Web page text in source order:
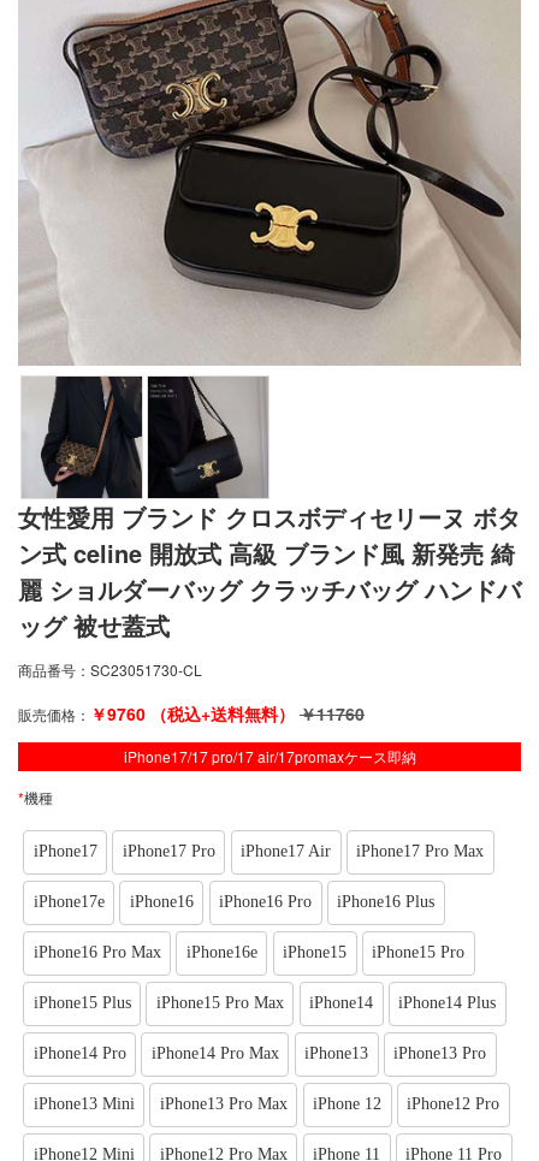
女性愛用 ブランド クロスボディセリーヌ ボタ
ン式 celine 開放式 高級 ブランド風 新発売 綺
麗 ショルダーバッグ クラッチバッグ ハンドバ
ッグ 被せ蓋式
商品番号： SC23051730-CL
販売価格： ￥9760 （税込+送料無料） ￥11760
iPhone17/17 pro/17 air/17promaxケース即納
*機種
iPhone17 iPhone17 Pro iPhone17 Air iPhone17 Pro Max
iPhone17e iPhone16 iPhone16 Pro iPhone16 Plus
iPhone16 Pro Max iPhone16e iPhone15 iPhone15 Pro
iPhone15 Plus iPhone15 Pro Max iPhone14 iPhone14 Plus
iPhone14 Pro iPhone14 Pro Max iPhone13 iPhone13 Pro
iPhone13 Mini iPhone13 Pro Max iPhone 12 iPhone12 Pro
iPhone12 Mini iPhone12 Pro Max iPhone 11 iPhone 11 Pro